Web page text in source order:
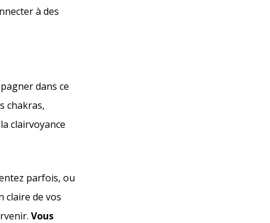
à des
dans ce
chakras,
clairvoyance
parfois, ou
claire de vos
Vous